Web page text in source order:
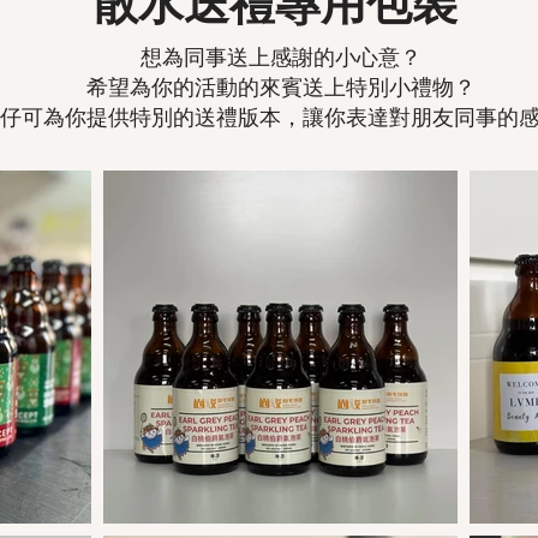
想為同事送上感謝的小心意？
希望為你的活動的來賓送上特別小禮物？
可為你提供特別的送禮版本，讓你表達對朋友同事的